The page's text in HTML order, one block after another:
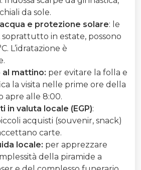
da sole.
e protezione solare: le
in estate, possono
L’idratazione è
mattino: per evitare la folla e
la visita nelle prime ore della
apre alle 8:00.
in valuta locale (EGP):
acquisti (souvenir, snack)
carte.
locale: per apprezzare
della piramide a